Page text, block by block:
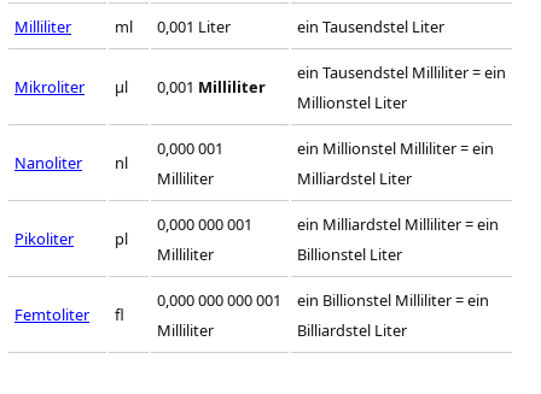
Milliliter ml 0,001 Liter ein Tausendstel Liter
Mikroliter µl 0,001 Milliliter
ein Tausendstel Milliliter = ein
Millionstel Liter
Nanoliter nl
0,000 001
Milliliter
ein Millionstel Milliliter = ein
Milliardstel Liter
Pikoliter pl
0,000 000 001
Milliliter
ein Milliardstel Milliliter = ein
Billionstel Liter
Femtoliter fl
0,000 000 000 001
Milliliter
ein Billionstel Milliliter = ein
Billiardstel Liter